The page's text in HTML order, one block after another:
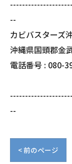
--
カビバスターズ
沖縄県国頭郡金
電話番号 : 080-
--
< 前のページ